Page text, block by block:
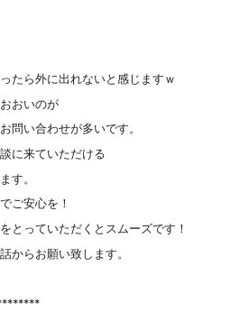
たら外に出れないと感じますｗ
おいのが
問い合わせが多いです。
に来ていただける
す。
ご安心を！
とっていただくとスムーズです！
からお願い致します。